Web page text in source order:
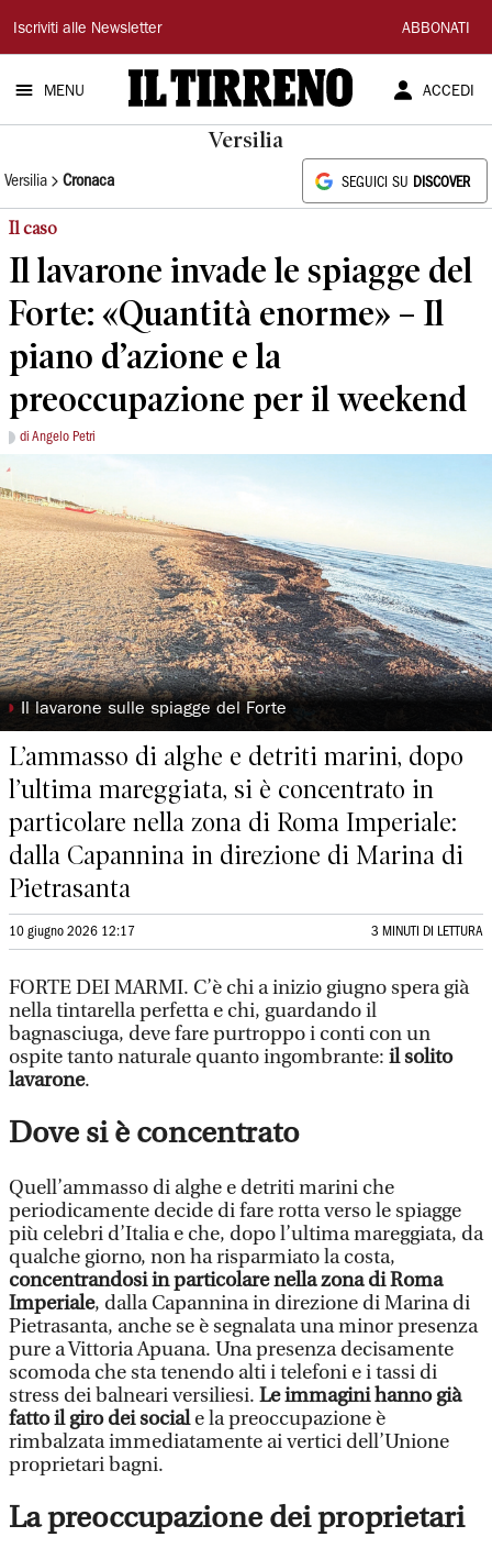
Il
Tirreno
Iscriviti alle Newsletter ABBONATI
MENU ACCEDI
Versilia
Versilia Cronaca SEGUICI SU DISCOVER
Il caso
Il lavarone invade le spiagge del
Forte: «Quantità enorme» – Il
piano d’azione e la
preoccupazione per il weekend
di Angelo Petri
◗ Il lavarone sulle spiagge del Forte
L’ammasso di alghe e detriti marini, dopo
l’ultima mareggiata, si è concentrato in
particolare nella zona di Roma Imperiale:
dalla Capannina in direzione di Marina di
Pietrasanta
10 giugno 2026 12:17 3 MINUTI DI LETTURA
FORTE DEI MARMI. C’è chi a inizio giugno spera già
nella tintarella perfetta e chi, guardando il
bagnasciuga, deve fare purtroppo i conti con un
ospite tanto naturale quanto ingombrante: il solito
lavarone.
Dove si è concentrato
Quell’ammasso di alghe e detriti marini che
periodicamente decide di fare rotta verso le spiagge
più celebri d’Italia e che, dopo l’ultima mareggiata, da
qualche giorno, non ha risparmiato la costa,
concentrandosi in particolare nella zona di Roma
Imperiale, dalla Capannina in direzione di Marina di
Pietrasanta, anche se è segnalata una minor presenza
pure a Vittoria Apuana. Una presenza decisamente
scomoda che sta tenendo alti i telefoni e i tassi di
stress dei balneari versiliesi. Le immagini hanno già
fatto il giro dei sociale la preoccupazione è
rimbalzata immediatamente ai vertici dell’Unione
proprietari bagni.
La preoccupazione dei proprietari